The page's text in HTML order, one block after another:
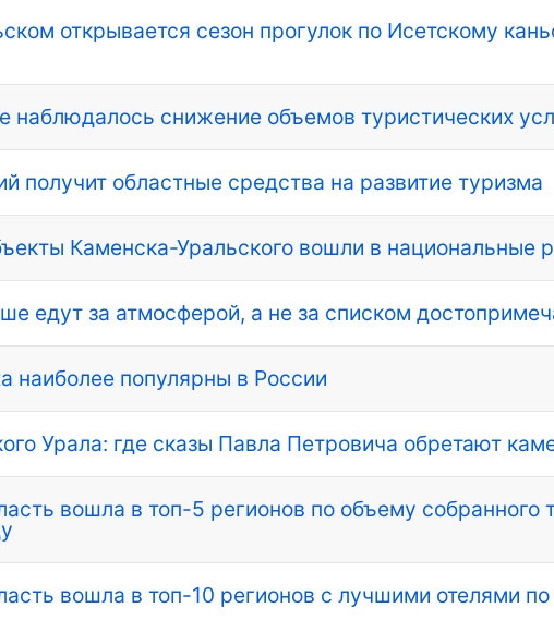
открывается сезон прогулок по Исетскому
наблюдалось снижение объемов туристических
получит областные средства на развитие туризма
Каменска-Уральского вошли в национальные
едут за атмосферой, а не за списком
наиболее популярны в России
Урала: где сказы Павла Петровича обретают
вошла в топ-5 регионов по объему собранного
вошла в топ-10 регионов с лучшими отелями по